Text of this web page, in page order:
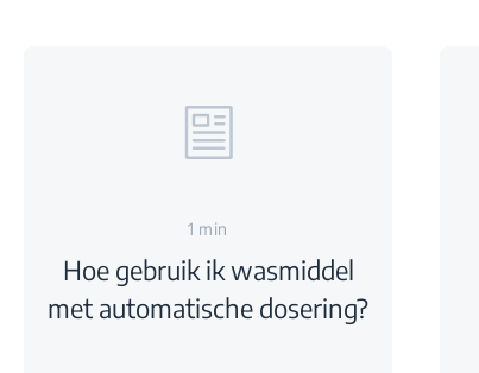
1 min
Hoe gebruik ik wasmiddel
met automatische dosering?